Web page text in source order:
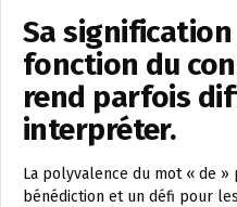
Sa
fonction du
rend parfois
interpréter.
La polyvalence du mot « de
bénédiction et un défi pour